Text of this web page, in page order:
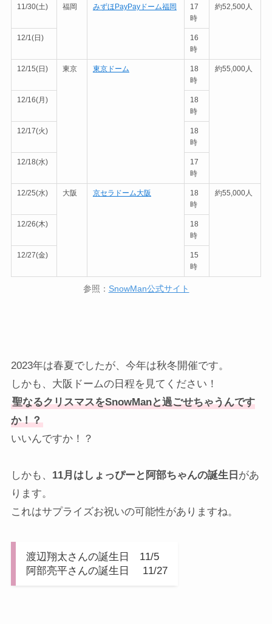
11/30(土) 福岡 みずほPayPayドーム福岡
17
時
約52,500人
12/1(日)
16
時
12/15(日) 東京 東京ドーム
18
時
約55,000人
12/16(月)
18
時
12/17(火)
18
時
12/18(水)
17
時
12/25(水) 大阪 京セラドーム大阪
18
時
約55,000人
12/26(木)
18
時
12/27(金)
15
時
参照： SnowMan公式サイト
2023年は春夏でしたが、今年は秋冬開催です。
しかも、大阪ドームの日程を見てください！
聖なるクリスマスをSnowManと過ごせちゃうんです
か！？
いいんですか！？
しかも、 11月はしょっぴーと阿部ちゃんの誕生日 があ
ります。
これはサプライズお祝いの可能性がありますね。
渡辺翔太さんの誕生日 11/5
阿部亮平さんの誕生日 11/27